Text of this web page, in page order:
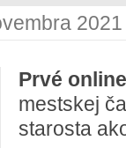
2021
Prvé
mestskej
starosta